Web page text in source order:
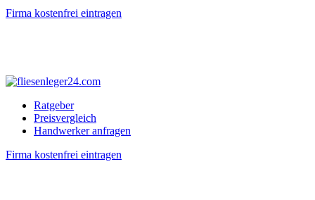
Firma kostenfrei eintragen
Ratgeber
Preisvergleich
Handwerker anfragen
Firma kostenfrei eintragen